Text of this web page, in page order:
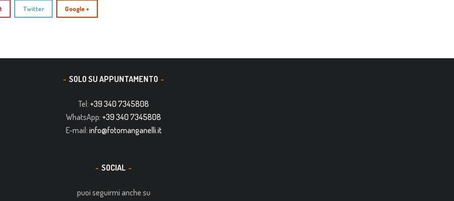
Twitter Google +
SOLO SU APPUNTAMENTO
Tel: +39 340 7345808
WhatsApp: +39 340 7345808
E-mail: info@fotomanganelli.it
SOCIAL
puoi seguirmi anche su